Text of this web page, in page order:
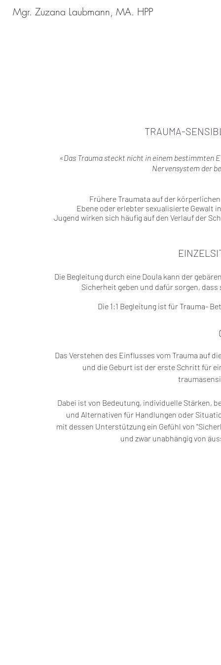
Mgr. Zuzana Laubmann, MA. HPP
TRAUMA-
«Das Trauma steckt nicht in einem bestimmten
Nervensystem der
Frühere Traumata auf der
Ebene oder erlebter sexualisierte Gewalt
Jugend wirken sich häufig auf den Verlauf der
Die Begleitung durch eine Doula kann der
Sicherheit geben und dafür sorgen,
Die 1:1 Begleitung ist für Trauma-
Das Verstehen des Einflusses vom Trauma auf
und die Geburt ist der erste Schritt für
Dabei ist von Bedeutung, individuelle Stärken,
und Alternativen für Handlungen oder
mit dessen Unterstützung ein Gefühl von
und zwar unabhängig von